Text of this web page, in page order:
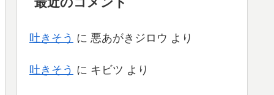
吐きそう に 悪あがきジロウ より
吐きそう に キビツ より